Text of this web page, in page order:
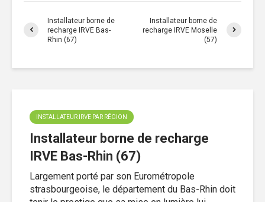
Installateur borne de
recharge IRVE Bas-
Rhin (67)
Installateur borne de
recharge IRVE Moselle
(57)
INSTALLATEUR IRVE PAR RÉGION
Installateur borne de recharge
IRVE Bas-Rhin (67)
Largement porté par son Eurométropole
strasbourgeoise, le département du Bas-Rhin doit